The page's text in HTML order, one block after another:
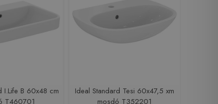
I.Life B 60x48 cm
T460701
Ideal Standard Tesi 60x47,5 xm
mosdó T352201